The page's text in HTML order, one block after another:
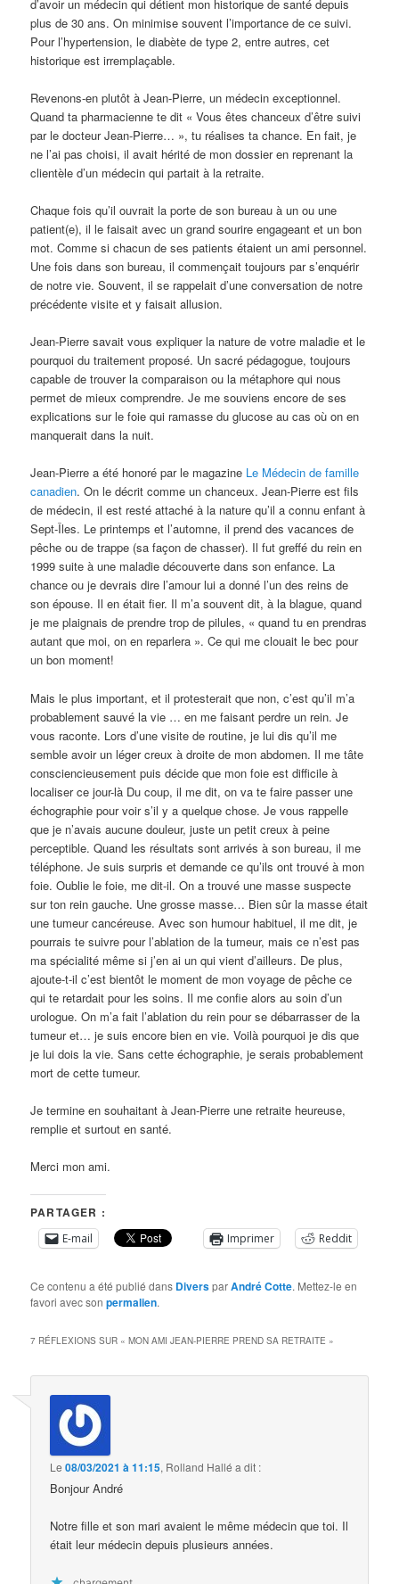
d’avoir un médecin qui détient mon historique de santé depuis
plus de 30 ans. On minimise souvent l’importance de ce suivi.
Pour l’hypertension, le diabète de type 2, entre autres, cet
historique est irremplaçable.
Revenons-en plutôt à Jean-Pierre, un médecin exceptionnel.
Quand ta pharmacienne te dit « Vous êtes chanceux d’être suivi
par le docteur Jean-Pierre… », tu réalises ta chance. En fait, je
ne l’ai pas choisi, il avait hérité de mon dossier en reprenant la
clientèle d’un médecin qui partait à la retraite.
Chaque fois qu’il ouvrait la porte de son bureau à un ou une
patient(e), il le faisait avec un grand sourire engageant et un bon
mot. Comme si chacun de ses patients étaient un ami personnel.
Une fois dans son bureau, il commençait toujours par s’enquérir
de notre vie. Souvent, il se rappelait d’une conversation de notre
précédente visite et y faisait allusion.
Jean-Pierre savait vous expliquer la nature de votre maladie et le
pourquoi du traitement proposé. Un sacré pédagogue, toujours
capable de trouver la comparaison ou la métaphore qui nous
permet de mieux comprendre. Je me souviens encore de ses
explications sur le foie qui ramasse du glucose au cas où on en
manquerait dans la nuit.
Jean-Pierre a été honoré par le magazine Le Médecin de famille
canadien. On le décrit comme un chanceux. Jean-Pierre est fils
de médecin, il est resté attaché à la nature qu’il a connu enfant à
Sept-Îles. Le printemps et l’automne, il prend des vacances de
pêche ou de trappe (sa façon de chasser). Il fut greffé du rein en
1999 suite à une maladie découverte dans son enfance. La
chance ou je devrais dire l’amour lui a donné l’un des reins de
son épouse. Il en était fier. Il m’a souvent dit, à la blague, quand
je me plaignais de prendre trop de pilules, « quand tu en prendras
autant que moi, on en reparlera ». Ce qui me clouait le bec pour
un bon moment!
Mais le plus important, et il protesterait que non, c’est qu’il m’a
probablement sauvé la vie … en me faisant perdre un rein. Je
vous raconte. Lors d’une visite de routine, je lui dis qu’il me
semble avoir un léger creux à droite de mon abdomen. Il me tâte
consciencieusement puis décide que mon foie est difficile à
localiser ce jour-là Du coup, il me dit, on va te faire passer une
échographie pour voir s’il y a quelque chose. Je vous rappelle
que je n’avais aucune douleur, juste un petit creux à peine
perceptible. Quand les résultats sont arrivés à son bureau, il me
téléphone. Je suis surpris et demande ce qu’ils ont trouvé à mon
foie. Oublie le foie, me dit-il. On a trouvé une masse suspecte
sur ton rein gauche. Une grosse masse… Bien sûr la masse était
une tumeur cancéreuse. Avec son humour habituel, il me dit, je
pourrais te suivre pour l’ablation de la tumeur, mais ce n’est pas
ma spécialité même si j’en ai un qui vient d’ailleurs. De plus,
ajoute-t-il c’est bientôt le moment de mon voyage de pêche ce
qui te retardait pour les soins. Il me confie alors au soin d’un
urologue. On m’a fait l’ablation du rein pour se débarrasser de la
tumeur et… je suis encore bien en vie. Voilà pourquoi je dis que
je lui dois la vie. Sans cette échographie, je serais probablement
mort de cette tumeur.
Je termine en souhaitant à Jean-Pierre une retraite heureuse,
remplie et surtout en santé.
Merci mon ami.
PARTAGER :
E-mail Imprimer Reddit
Ce contenu a été publié dans DiversparAndré Cotte. Mettez-le en
favori avec sonpermalien.
7 RÉFLEXIONS SUR «MON AMI JEAN-PIERRE PREND SA RETRAITE »
Le08/03/2021 à 11:15, Rolland Hallé a dit :
Bonjour André
Notre fille et son mari avaient le même médecin que toi. Il
était leur médecin depuis plusieurs années.